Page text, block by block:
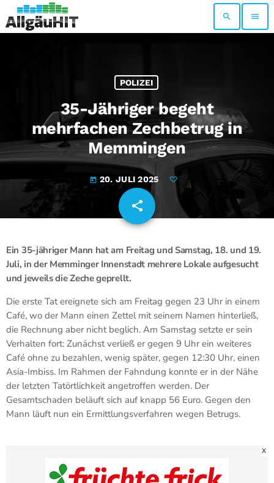
search menu
POLIZEI
35-Jähriger begeht
mehrfachen Zechbetrug in
Memmingen
today 20. JULI 2025
share
email
Ein 35-jähriger Mann hat am Freitag und Samstag, 18. und 19.
Juli, in der Memminger Innenstadt mehrere Lokale aufgesucht
und jeweils die Zeche geprellt.
Die erste Tat ereignete sich am Freitag gegen 23 Uhr in einem
Café, wo der Mann einen Zettel mit seinem Namen hinterließ,
die Rechnung aber nicht beglich. Am Samstag setzte er sein
Verhalten fort: Zunächst verließ er gegen 9 Uhr ein weiteres
Café ohne zu bezahlen, wenig später, gegen 12:30 Uhr, einen
Asia-Imbiss. Im Rahmen der Fahndung konnte er in der Nähe
der letzten Tatörtlichkeit angetroffen werden. Der
Gesamtschaden beläuft sich auf knapp 56 Euro. Gegen den
Mann läuft nun ein Ermittlungsverfahren wegen Betrugs.
X